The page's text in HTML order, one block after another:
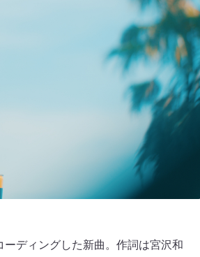
ディングした新曲。作詞は宮沢和